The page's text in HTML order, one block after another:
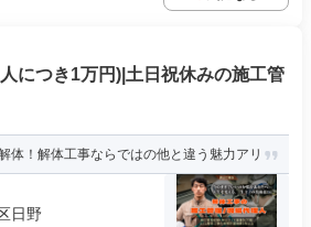
につき1万円)|土日祝休みの施工管
体！解体工事ならではの他と違う魅力アリ
日野